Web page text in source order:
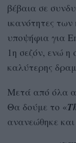
βέβαια σε
ικανότητες των
υποψήφια για
1η σεζόν, ενώ
καλύτερης
Μετά από όλα
Θα δούμε το «
ανανεώθηκε και